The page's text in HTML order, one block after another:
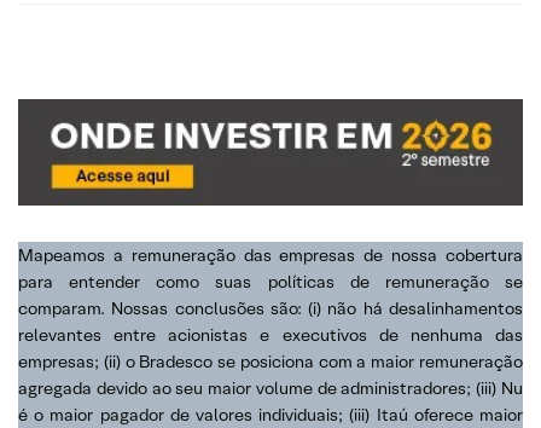
Mapeamos a remuneração das empresas de nossa cobertura
para entender como suas políticas de remuneração se
comparam. Nossas conclusões são: (i) não há desalinhamentos
relevantes entre acionistas e executivos de nenhuma das
empresas; (ii) o Bradesco se posiciona com a maior remuneração
agregada devido ao seu maior volume de administradores; (iii) Nu
é o maior pagador de valores individuais; (iii) Itaú oferece maior